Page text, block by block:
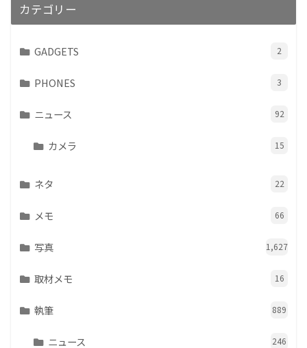
カテゴリー
GADGETS 2
PHONES 3
ニュース 92
カメラ 15
ネタ 22
メモ 66
写真 1,627
取材メモ 16
執筆 889
ニュース 246